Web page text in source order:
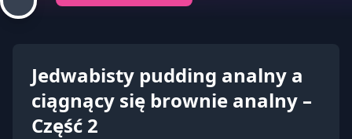
Jedwabisty pudding analny a
ciągnący się brownie analny –
Część 2